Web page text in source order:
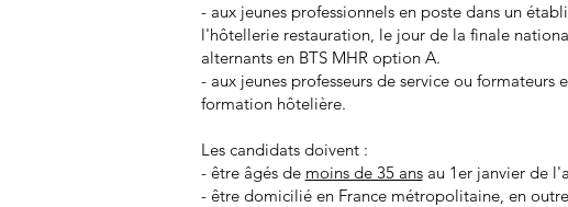
- aux jeunes professionnels en poste dans un
l'hôtellerie restauration, le jour de la finale
alternants en BTS MHR option A.
- aux jeunes professeurs de service ou formateurs
formation hôtelière.
Les candidats doivent :
- être âgés de moins de 35 ansau 1er janvier de
- être domicilié en France métropolitaine, en